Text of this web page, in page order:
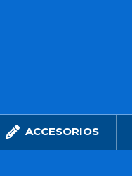
ACCESORIOS